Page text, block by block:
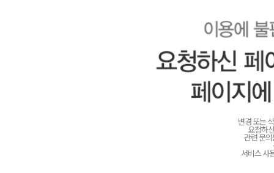
변경 또는
요청하
관련 문
서비스 사